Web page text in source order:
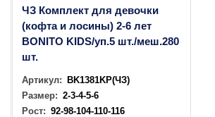
ЧЗ Комплект для девочки
(кофта и лосины) 2-6 лет
BONITO KIDS/уп.5 шт./меш.280
шт.
Артикул:
BK1381KP(ЧЗ)
Размер: 2-3-4-5-6
Рост: 92-98-104-110-116